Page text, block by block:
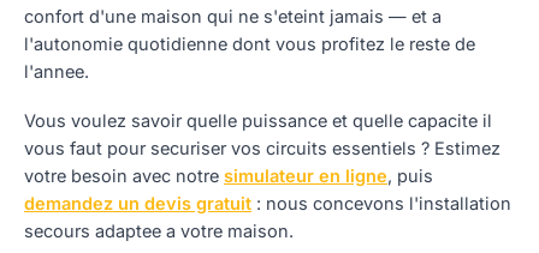
confort d'une maison qui ne s'eteint jamais — et a
l'autonomie quotidienne dont vous profitez le reste de
l'annee.
Vous voulez savoir quelle puissance et quelle capacite il
vous faut pour securiser vos circuits essentiels ? Estimez
votre besoin avec notre simulateur en ligne, puis
demandez un devis gratuit : nous concevons l'installation
secours adaptee a votre maison.